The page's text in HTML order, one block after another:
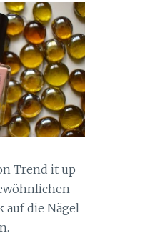
Trend it up
die Nägel